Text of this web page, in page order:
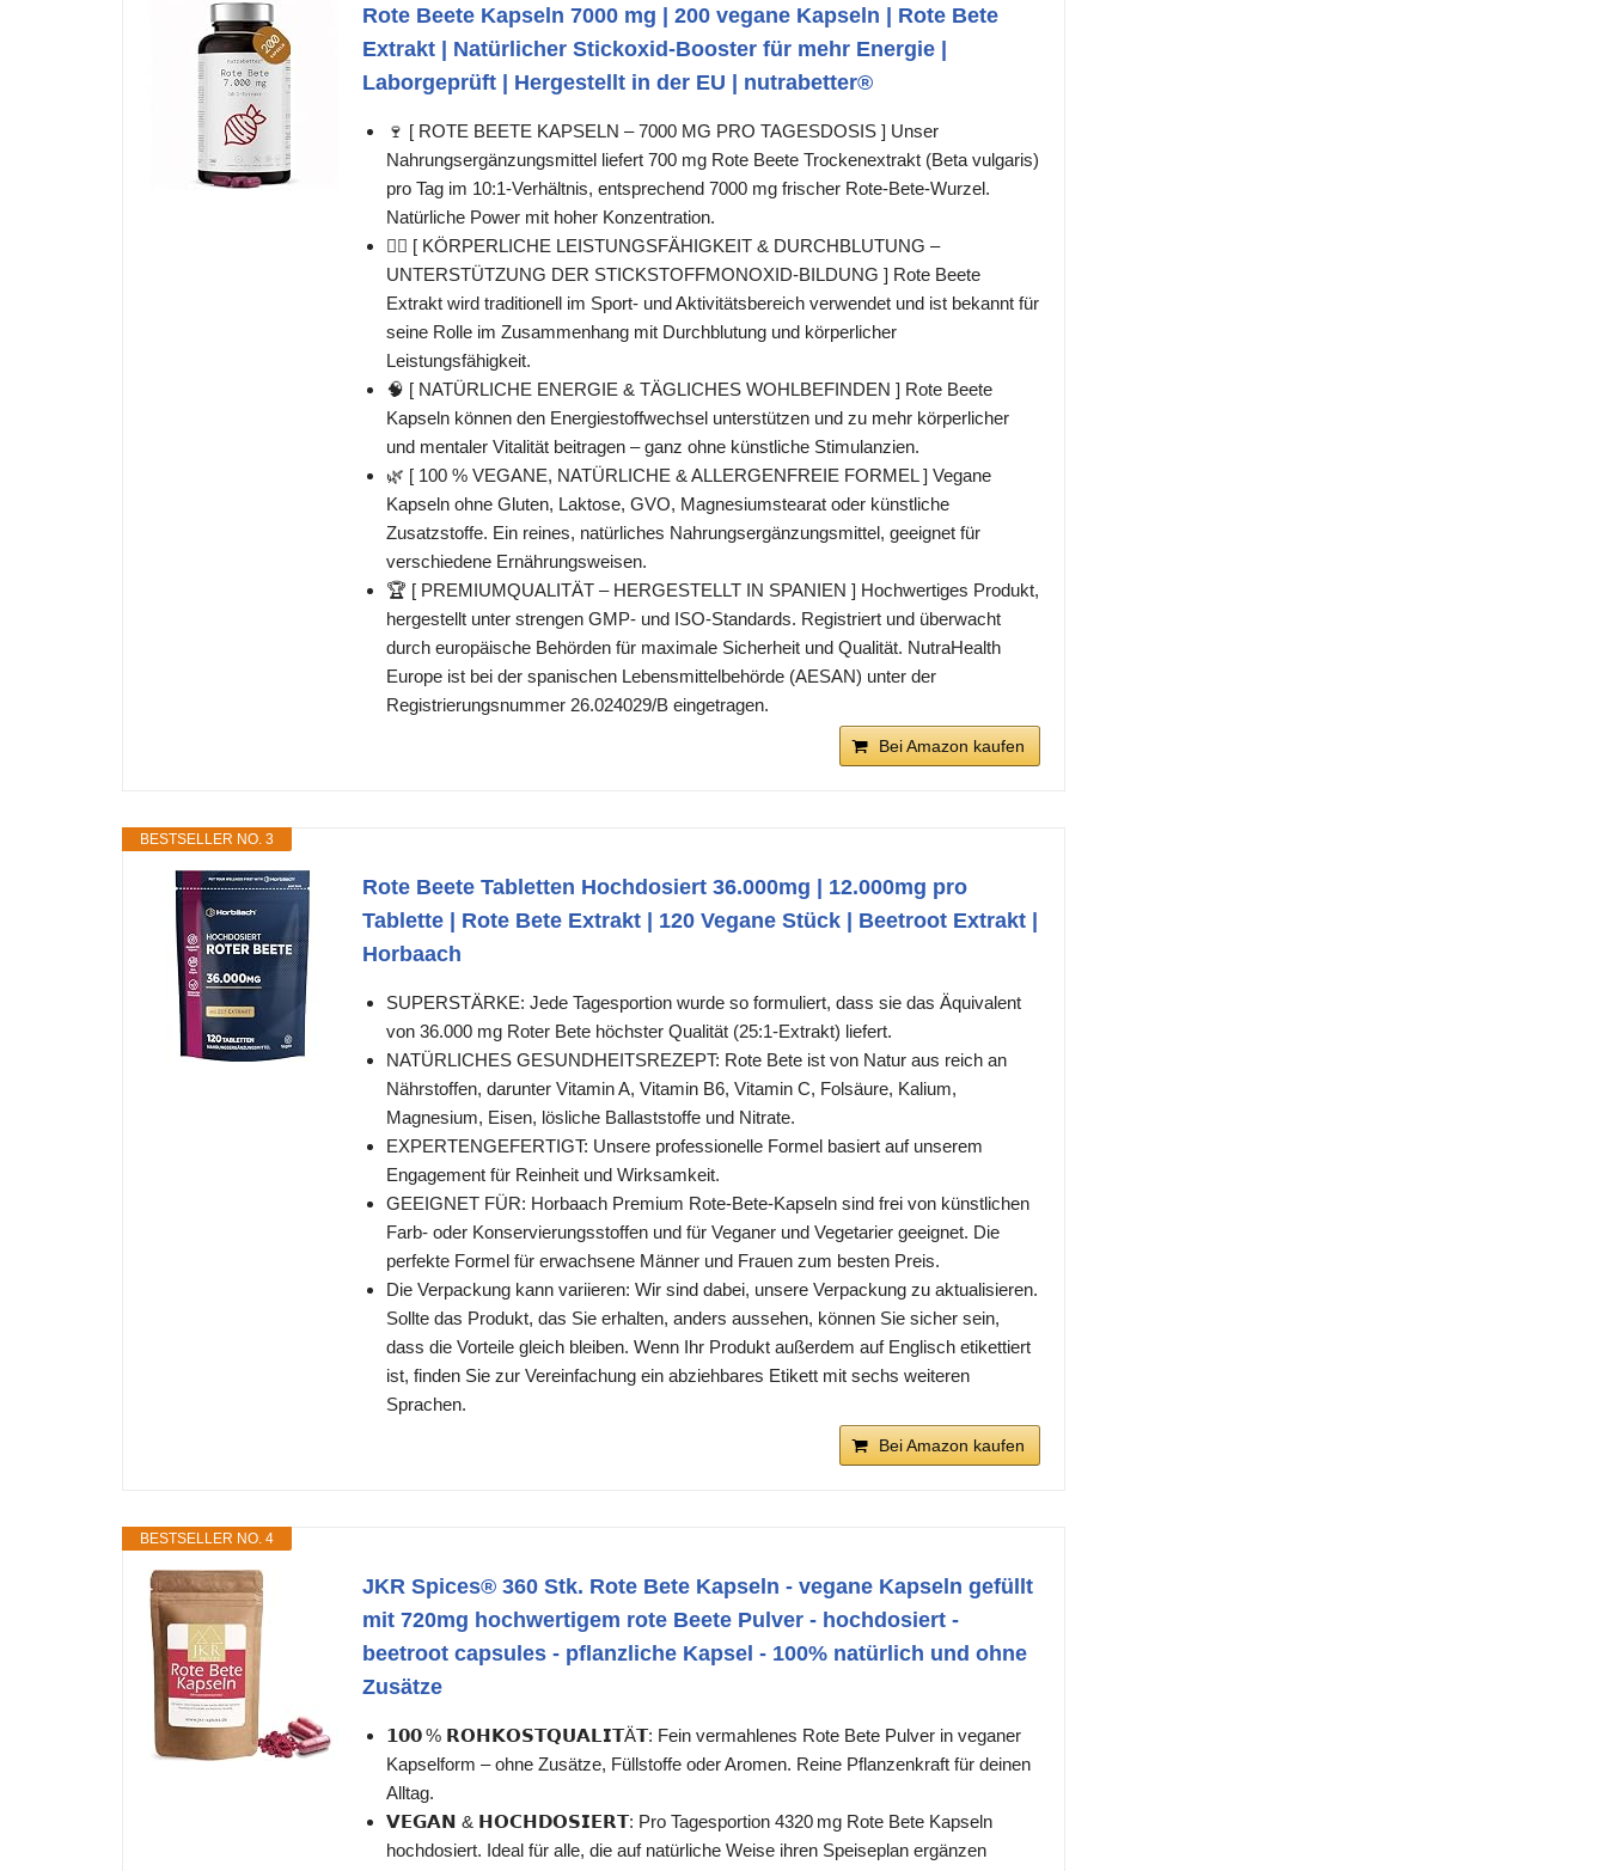
Rote Beete Kapseln 7000 mg | 200 vegane Kapseln | Rote Bete
Extrakt | Natürlicher Stickoxid-Booster für mehr Energie |
Laborgeprüft | Hergestellt in der EU | nutrabetter®
🍷 [ ROTE BEETE KAPSELN – 7000 MG PRO TAGESDOSIS ] Unser
Nahrungsergänzungsmittel liefert 700 mg Rote Beete Trockenextrakt (Beta vulgaris)
pro Tag im 10:1-Verhältnis, entsprechend 7000 mg frischer Rote-Bete-Wurzel.
Natürliche Power mit hoher Konzentration.
🏃‍♂️ [ KÖRPERLICHE LEISTUNGSFÄHIGKEIT & DURCHBLUTUNG –
UNTERSTÜTZUNG DER STICKSTOFFMONOXID-BILDUNG ] Rote Beete
Extrakt wird traditionell im Sport- und Aktivitätsbereich verwendet und ist bekannt für
seine Rolle im Zusammenhang mit Durchblutung und körperlicher
Leistungsfähigkeit.
🧠 [ NATÜRLICHE ENERGIE & TÄGLICHES WOHLBEFINDEN ] Rote Beete
Kapseln können den Energiestoffwechsel unterstützen und zu mehr körperlicher
und mentaler Vitalität beitragen – ganz ohne künstliche Stimulanzien.
🌿 [ 100 % VEGANE, NATÜRLICHE & ALLERGENFREIE FORMEL ] Vegane
Kapseln ohne Gluten, Laktose, GVO, Magnesiumstearat oder künstliche
Zusatzstoffe. Ein reines, natürliches Nahrungsergänzungsmittel, geeignet für
verschiedene Ernährungsweisen.
🏆 [ PREMIUMQUALITÄT – HERGESTELLT IN SPANIEN ] Hochwertiges Produkt,
hergestellt unter strengen GMP- und ISO-Standards. Registriert und überwacht
durch europäische Behörden für maximale Sicherheit und Qualität. NutraHealth
Europe ist bei der spanischen Lebensmittelbehörde (AESAN) unter der
Registrierungsnummer 26.024029/B eingetragen.
Bei Amazon kaufen
BESTSELLER NO. 3
Rote Beete Tabletten Hochdosiert 36.000mg | 12.000mg pro
Tablette | Rote Bete Extrakt | 120 Vegane Stück | Beetroot Extrakt |
Horbaach
SUPERSTÄRKE: Jede Tagesportion wurde so formuliert, dass sie das Äquivalent
von 36.000 mg Roter Bete höchster Qualität (25:1-Extrakt) liefert.
NATÜRLICHES GESUNDHEITSREZEPT: Rote Bete ist von Natur aus reich an
Nährstoffen, darunter Vitamin A, Vitamin B6, Vitamin C, Folsäure, Kalium,
Magnesium, Eisen, lösliche Ballaststoffe und Nitrate.
EXPERTENGEFERTIGT: Unsere professionelle Formel basiert auf unserem
Engagement für Reinheit und Wirksamkeit.
GEEIGNET FÜR: Horbaach Premium Rote-Bete-Kapseln sind frei von künstlichen
Farb- oder Konservierungsstoffen und für Veganer und Vegetarier geeignet. Die
perfekte Formel für erwachsene Männer und Frauen zum besten Preis.
Die Verpackung kann variieren: Wir sind dabei, unsere Verpackung zu aktualisieren.
Sollte das Produkt, das Sie erhalten, anders aussehen, können Sie sicher sein,
dass die Vorteile gleich bleiben. Wenn Ihr Produkt außerdem auf Englisch etikettiert
ist, finden Sie zur Vereinfachung ein abziehbares Etikett mit sechs weiteren
Sprachen.
Bei Amazon kaufen
BESTSELLER NO. 4
JKR Spices® 360 Stk. Rote Bete Kapseln - vegane Kapseln gefüllt
mit 720mg hochwertigem rote Beete Pulver - hochdosiert -
beetroot capsules - pflanzliche Kapsel - 100% natürlich und ohne
Zusätze
𝟭𝟬𝟬 % 𝗥𝗢𝗛𝗞𝗢𝗦𝗧𝗤𝗨𝗔𝗟𝗜𝗧Ä𝗧: Fein vermahlenes Rote Bete Pulver in veganer
Kapselform – ohne Zusätze, Füllstoffe oder Aromen. Reine Pflanzenkraft für deinen
Alltag.
𝗩𝗘𝗚𝗔𝗡 & 𝗛𝗢𝗖𝗛𝗗𝗢𝗦𝗜𝗘𝗥𝗧: Pro Tagesportion 4320 mg Rote Bete Kapseln
hochdosiert. Ideal für alle, die auf natürliche Weise ihren Speiseplan ergänzen